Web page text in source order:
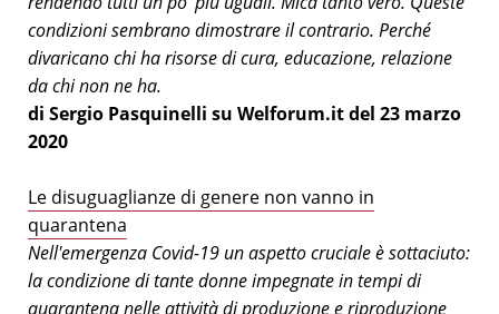
condizioni sembrano dimostrare il contrario. Perché
divaricano chi ha risorse di cura, educazione, relazione
da chi non ne ha.
di Sergio Pasquinelli su Welforum.it del 23 marzo
2020
Le disuguaglianze di genere non vanno in
quarantena
Nell'emergenza Covid-19 un aspetto cruciale è sottaciuto:
la condizione di tante donne impegnate in tempi di
quarantena nelle attività di produzione e riproduzione